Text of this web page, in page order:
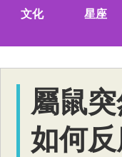
文化 星座
屬鼠
如何